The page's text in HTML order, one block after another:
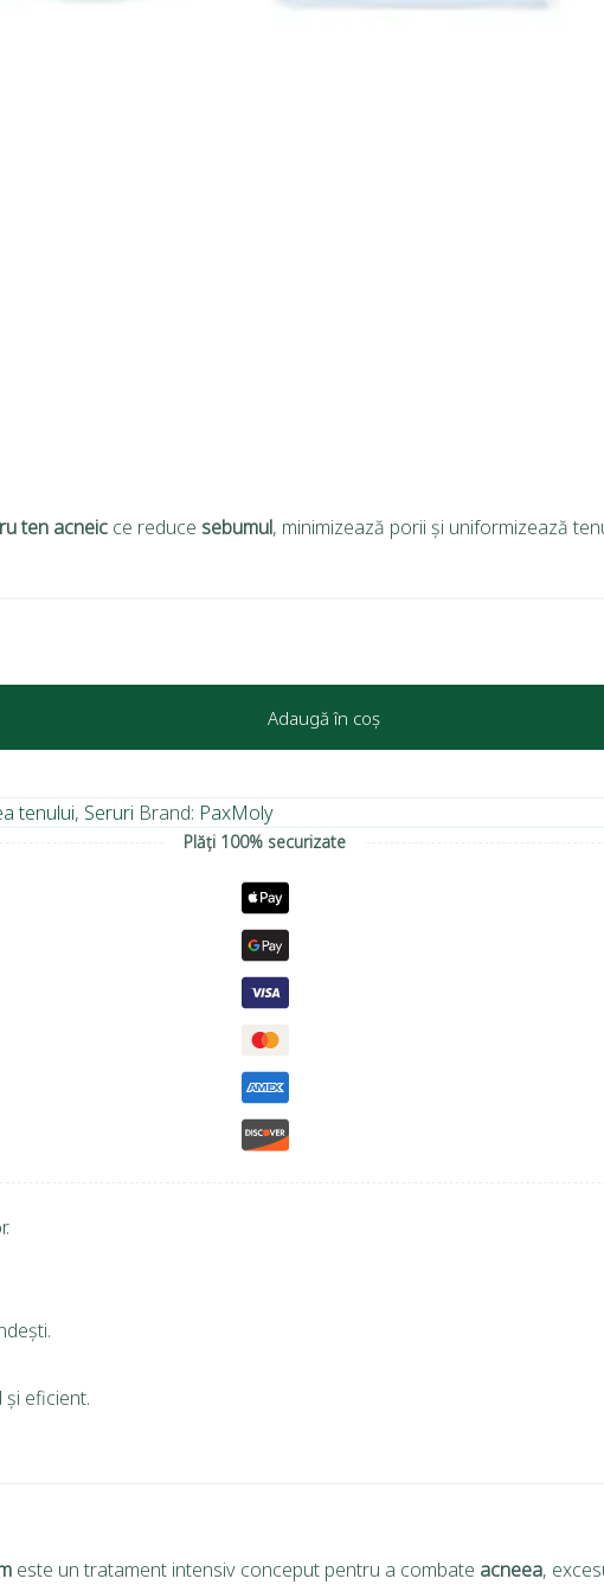
ten acneic ce reduce sebumul, minimizează porii și uniformizează
Adaugă în coș
tenului, Seruri Brand: PaxMoly
Plăți 100% securizate
eficient.
este un tratament intensiv conceput pentru a combate acneea,